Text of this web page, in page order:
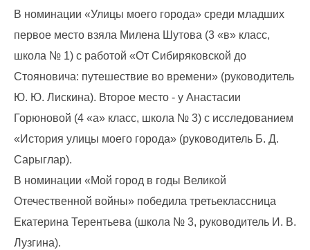
В номинации «Улицы моего города» среди младших
первое место взяла Милена Шутова (3 «в» класс,
школа № 1) с работой «От Сибиряковской до
Стояновича: путешествие во времени» (руководитель
Ю. Ю. Лискина). Второе место - у Анастасии
Горюновой (4 «а» класс, школа № 3) с исследованием
«История улицы моего города» (руководитель Б. Д.
Сарыглар).
В номинации «Мой город в годы Великой
Отечественной войны» победила третьеклассница
Екатерина Терентьева (школа № 3, руководитель И. В.
Лузгина).